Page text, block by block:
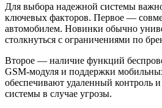
Для выбора надежной системы
ключевых факторов. Первое —
автомобилем. Новинки обычно
столкнуться с ограничениями по
Второе — наличие функций
GSM-модуля и поддержки
обеспечивают удаленный контроль
системы в случае угрозы.